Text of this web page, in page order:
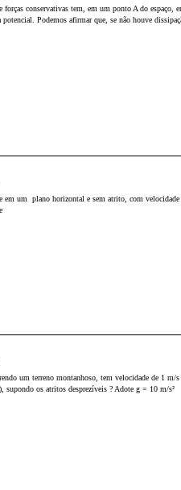
forças conservativas tem, em um ponto A do
potencial. Podemos afirmar que, se não houve
em um plano horizontal e sem atrito, com
um terreno montanhoso, tem velocidade de 1
supondo os atritos desprezíveis ? Adote g = 10 m/s²